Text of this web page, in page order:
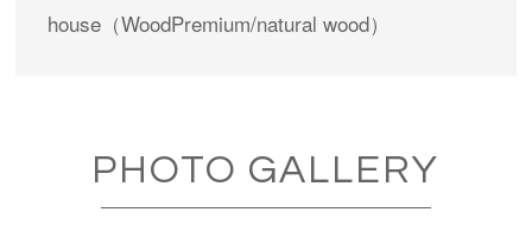
house（WoodPremium/natural wood）
PHOTO GALLERY